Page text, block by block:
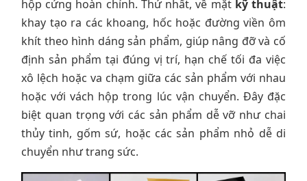
hộp cứng hoàn chỉnh. Thứ nhất, về mặt kỹ thuật:
khay tạo ra các khoang, hốc hoặc đường viền ôm
khít theo hình dáng sản phẩm, giúp nâng đỡ và cố
định sản phẩm tại đúng vị trí, hạn chế tối đa việc
xô lệch hoặc va chạm giữa các sản phẩm với nhau
hoặc với vách hộp trong lúc vận chuyển. Đây đặc
biệt quan trọng với các sản phẩm dễ vỡ như chai
thủy tinh, gốm sứ, hoặc các sản phẩm nhỏ dễ di
chuyển như trang sức.